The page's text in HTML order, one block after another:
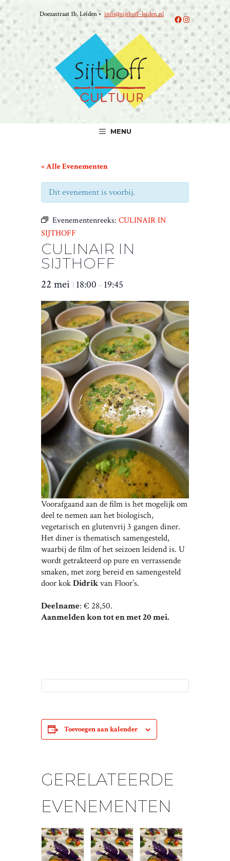
Ga
de
inhoud
Doezastraat 1b, Leiden • info@sijthoff-leiden.nl Facebook
Instagram
MENU
« Alle Evenementen
Dit evenement is voorbij.
Evenementenreeks: CULINAIR IN
SIJTHOFF
CULINAIR IN
SIJTHOFF
22 mei 18:00 – 19:45
Voorafgaand aan de film is het mogelijk om
deel te nemen aan het biologisch,
vegetarisch en glutenvrij 3 gangen diner.
Het diner is thematisch samengesteld,
waarbij de film of het seizoen leidend is. U
wordt getrakteerd op pure en verrassende
smaken, met zorg bereid en samengesteld
door kokDidrikvan Floor’s.
Deelname: € 28,50.
Aanmelden kon tot en met 20 mei.
Toevoegen aan kalender
GERELATEERDE
EVENEMENTEN